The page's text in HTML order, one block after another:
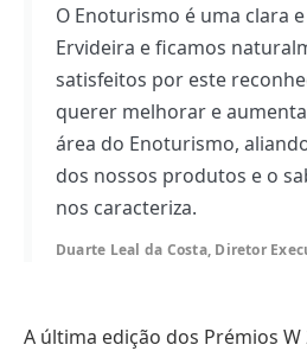
O Enoturismo é uma clara
Ervideira e ficamos
satisfeitos por este
querer melhorar e
área do Enoturismo,
dos nossos produtos e o
nos caracteriza.
Duarte Leal da Costa, Diretor
A última edição dos Prémios